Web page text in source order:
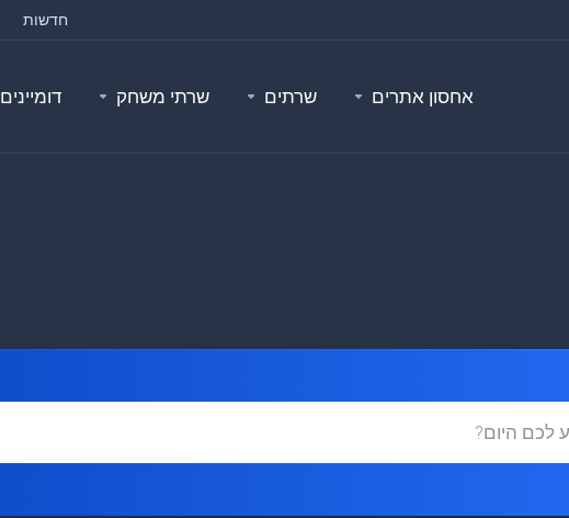
חדשות
אחסון אתרים שרתים שרתי משחק דומיינים